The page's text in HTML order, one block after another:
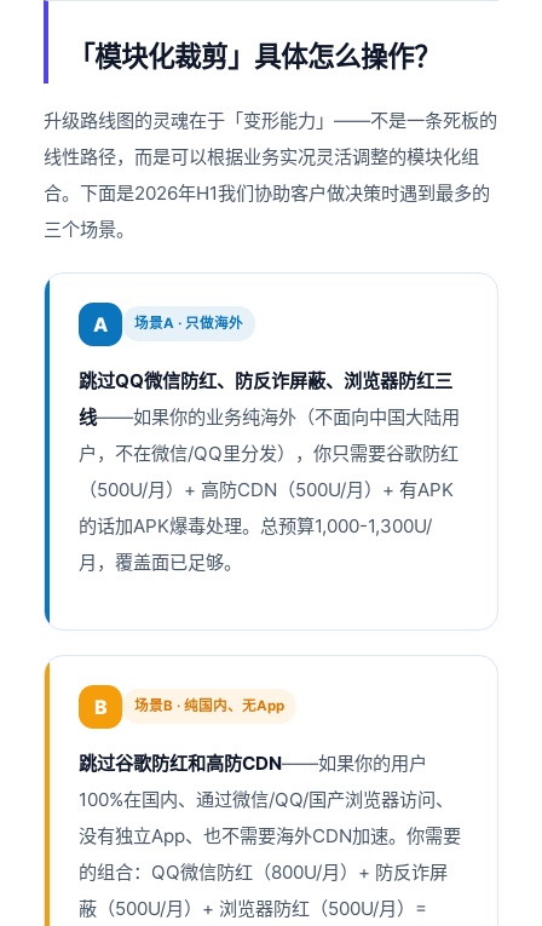
「模块化裁剪」具体怎么操作？
升级路线图的灵魂在于「变形能力」——不是一条死板的
线性路径，而是可以根据业务实况灵活调整的模块化组
合。下面是2026年H1我们协助客户做决策时遇到最多的
三个场景。
A 场景A · 只做海外
跳过QQ微信防红、防反诈屏蔽、浏览器防红三
线——如果你的业务纯海外（不面向中国大陆用
户，不在微信/QQ里分发），你只需要谷歌防红
（500U/月）+ 高防CDN（500U/月）+ 有APK
的话加APK爆毒处理。总预算1,000-1,300U/
月，覆盖面已足够。
B 场景B · 纯国内、无App
跳过谷歌防红和高防CDN——如果你的用户
100%在国内、通过微信/QQ/国产浏览器访问、
没有独立App、也不需要海外CDN加速。你需要
的组合：QQ微信防红（800U/月）+ 防反诈屏
蔽（500U/月）+ 浏览器防红（500U/月）=